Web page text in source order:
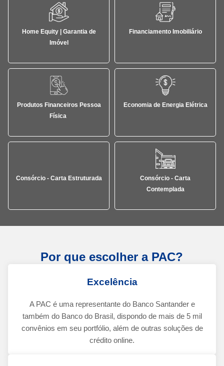
Home Equity | Garantia de
Imóvel
Financiamento Imobiliário
Produtos Financeiros Pessoa
Física
Economia de Energia Elétrica
Consórcio - Carta Estruturada
Consórcio - Carta
Contemplada
Por que escolher a PAC?
Excelência
A PAC é uma representante do Banco Santander e
também do Banco do Brasil, dispondo de mais de 5 mil
convênios em seu portfólio, além de outras soluções de
crédito online.